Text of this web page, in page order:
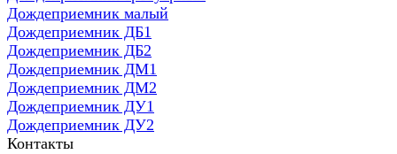
Дождеприемник малый
Дождеприемник ДБ1
Дождеприемник ДБ2
Дождеприемник ДМ1
Дождеприемник ДМ2
Дождеприемник ДУ1
Дождеприемник ДУ2
Контакты